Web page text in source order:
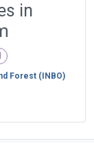
in
Forest (INBO)